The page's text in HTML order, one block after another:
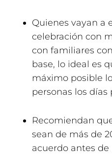
Quienes vayan a
celebración con
con familiares
base, lo ideal es
máximo posible
personas los días
Recomiendan
sean de más de
acuerdo antes